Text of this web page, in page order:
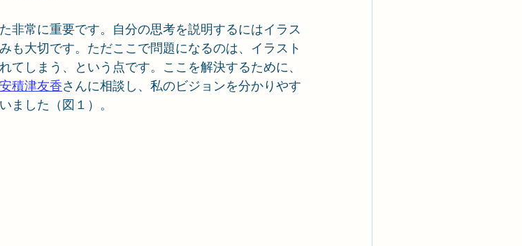
非常に重要です。自分の思考を説明するにはイラス
も大切です。ただここで問題になるのは、イラスト
てしまう、という点です。ここを解決するために、
安積津友香さんに相談し、私のビジョンを分かりやす
ました（図１）。